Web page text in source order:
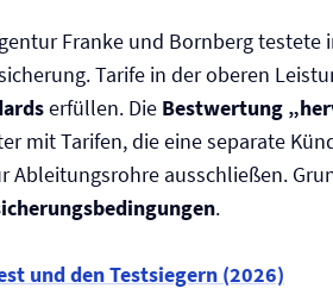
Franke und Bornberg testete
Tarife in der oberen
erfüllen. Die Bestwertung
mit Tarifen, die eine separate
Ableitungsrohre ausschließen.
.
und den Testsiegern (2026)